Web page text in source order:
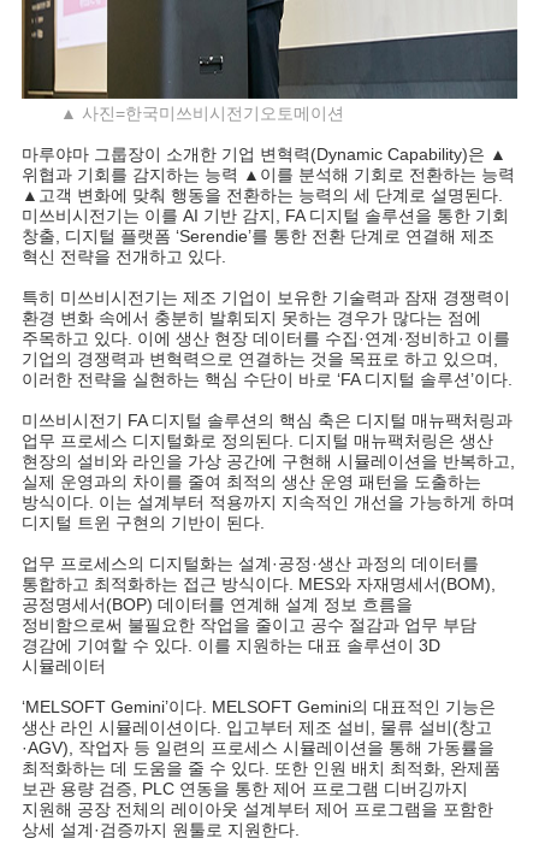
▲ 사진=한국미쓰비시전기오토메이션
마루야마 그룹장이 소개한 기업 변혁력(Dynamic Capability)은 ▲
위협과 기회를 감지하는 능력 ▲이를 분석해 기회로 전환하는 능력
▲고객 변화에 맞춰 행동을 전환하는 능력의 세 단계로 설명된다.
미쓰비시전기는 이를 AI 기반 감지, FA 디지털 솔루션을 통한 기회
창출, 디지털 플랫폼 ‘Serendie’를 통한 전환 단계로 연결해 제조
혁신 전략을 전개하고 있다.
특히 미쓰비시전기는 제조 기업이 보유한 기술력과 잠재 경쟁력이
환경 변화 속에서 충분히 발휘되지 못하는 경우가 많다는 점에
주목하고 있다. 이에 생산 현장 데이터를 수집·연계·정비하고 이를
기업의 경쟁력과 변혁력으로 연결하는 것을 목표로 하고 있으며,
이러한 전략을 실현하는 핵심 수단이 바로 ‘FA 디지털 솔루션’이다.
미쓰비시전기 FA 디지털 솔루션의 핵심 축은 디지털 매뉴팩처링과
업무 프로세스 디지털화로 정의된다. 디지털 매뉴팩처링은 생산
현장의 설비와 라인을 가상 공간에 구현해 시뮬레이션을 반복하고,
실제 운영과의 차이를 줄여 최적의 생산 운영 패턴을 도출하는
방식이다. 이는 설계부터 적용까지 지속적인 개선을 가능하게 하며
디지털 트윈 구현의 기반이 된다.
업무 프로세스의 디지털화는 설계·공정·생산 과정의 데이터를
통합하고 최적화하는 접근 방식이다. MES와 자재명세서(BOM),
공정명세서(BOP) 데이터를 연계해 설계 정보 흐름을
정비함으로써 불필요한 작업을 줄이고 공수 절감과 업무 부담
경감에 기여할 수 있다. 이를 지원하는 대표 솔루션이 3D
시뮬레이터
‘MELSOFT Gemini’이다. MELSOFT Gemini의 대표적인 기능은
생산 라인 시뮬레이션이다. 입고부터 제조 설비, 물류 설비(창고
·AGV), 작업자 등 일련의 프로세스 시뮬레이션을 통해 가동률을
최적화하는 데 도움을 줄 수 있다. 또한 인원 배치 최적화, 완제품
보관 용량 검증, PLC 연동을 통한 제어 프로그램 디버깅까지
지원해 공장 전체의 레이아웃 설계부터 제어 프로그램을 포함한
상세 설계·검증까지 원툴로 지원한다.